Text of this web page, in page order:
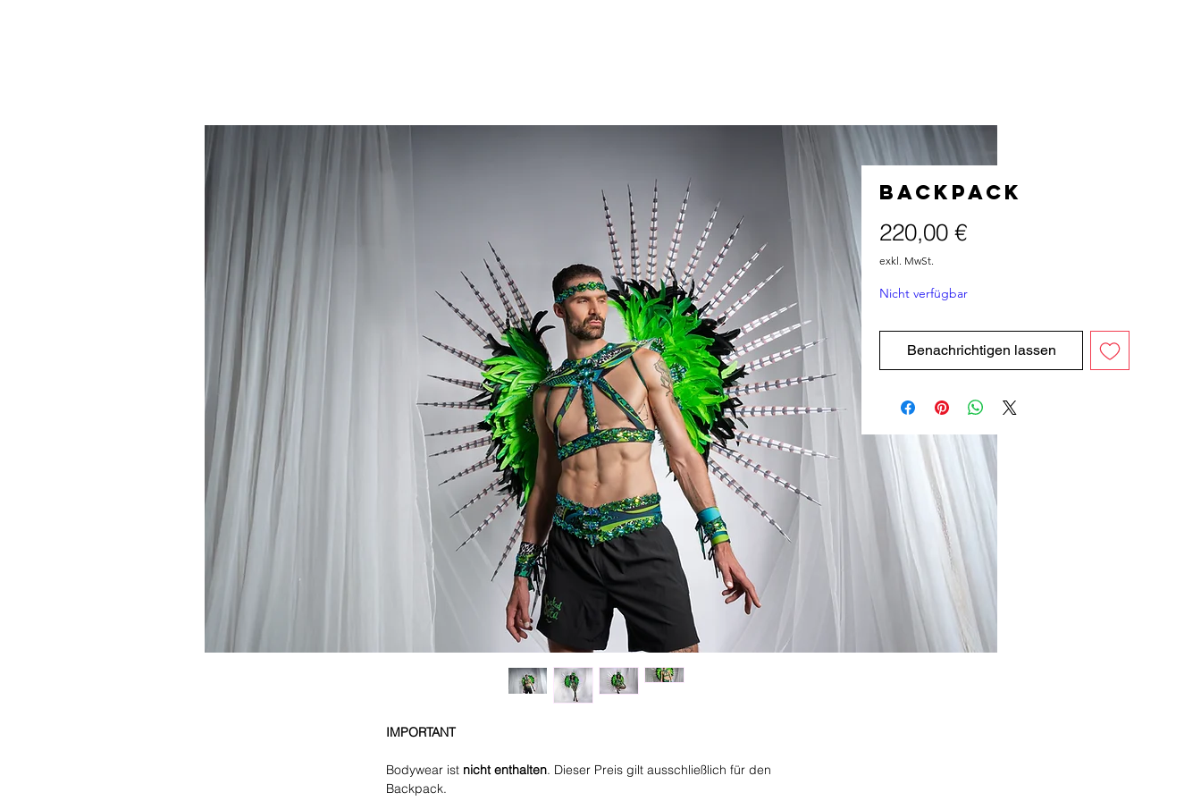
Backpack
220,00 €Preis
exkl. MwSt.
Nicht verfügbar
Benachrichtigen lassen
IMPORTANT
Bodywear ist nicht enthalten. Dieser Preis gilt ausschließlich für den
Backpack.